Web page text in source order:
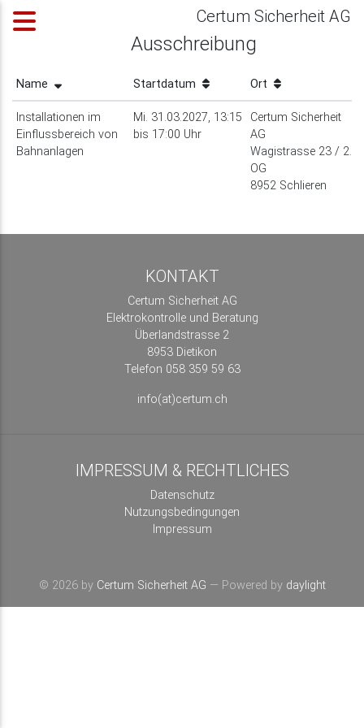
Certum Sicherheit AG
Ausschreibung
Name Startdatum Ort
Installationen im
Einflussbereich von
Bahnanlagen
Mi. 31.03.2027, 13:15
bis 17:00 Uhr
Certum Sicherheit
AG
Wagistrasse 23 / 2.
OG
8952 Schlieren
KONTAKT
Certum Sicherheit AG
Elektrokontrolle und Beratung
Überlandstrasse 2
8953 Dietikon
Telefon 058 359 59 63
info(at)certum.ch
IMPRESSUM & RECHTLICHES
Datenschutz
Nutzungsbedingungen
Impressum
© 2026 by Certum Sicherheit AG — Powered by daylight